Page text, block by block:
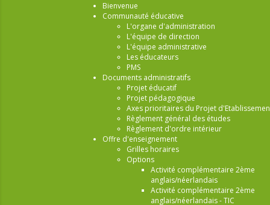
Bienvenue
Communauté éducative
L'organe d'administration
L'équipe de direction
L'équipe administrative
Les éducateurs
PMS
Documents administratifs
Projet éducatif
Projet pédagogique
Axes prioritaires du Projet
Règlement général des études
Règlement d'ordre intérieur
Offre d'enseignement
Grilles horaires
Options
Activité complémentaire 2ème
anglais/néerlandais
Activité complémentaire 2ème
anglais/néerlandais - TIC